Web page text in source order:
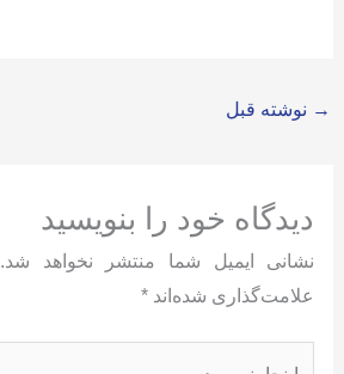
→ نوشته قبل
دیدگاه‌ خود را بنویسید
نشانی ایمیل شما منتشر نخواهد شد.
علامت‌گذاری شده‌اند *